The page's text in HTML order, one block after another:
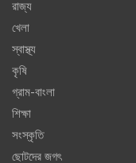
রাজ্য
খেলা
স্বাস্থ্য
কৃষি
গ্রাম-বাংলা
শিক্ষা
সংস্কৃতি
ছোটদের জগৎ